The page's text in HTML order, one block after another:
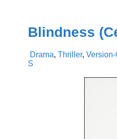
Blindness
Drama,Thriller,
S